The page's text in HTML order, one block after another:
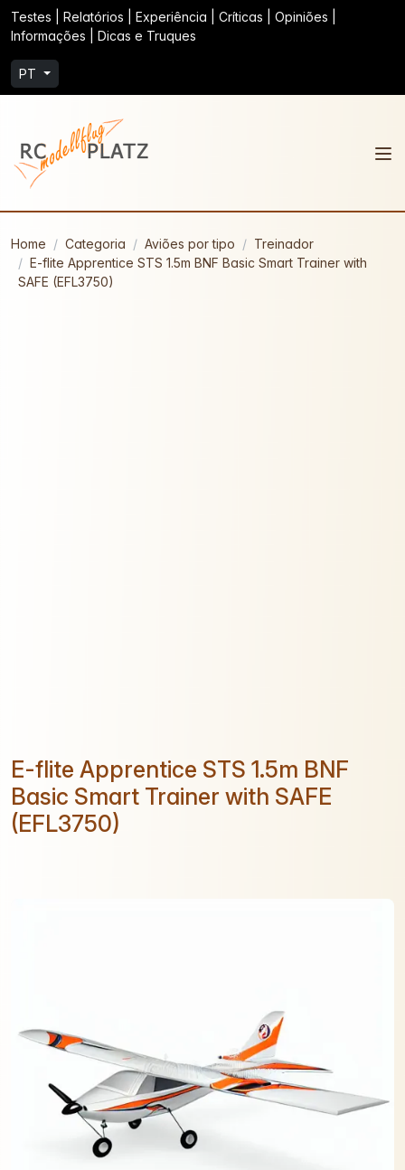
Testes | Relatórios | Experiência | Críticas | Opiniões |
Informações | Dicas e Truques
PT
Home Categoria Aviões por tipo
Treinador
E-flite Apprentice STS 1.5m BNF Basic Smart Trainer with
SAFE (EFL3750)
E-flite Apprentice STS 1.5m BNF
Basic Smart Trainer with SAFE
(EFL3750)